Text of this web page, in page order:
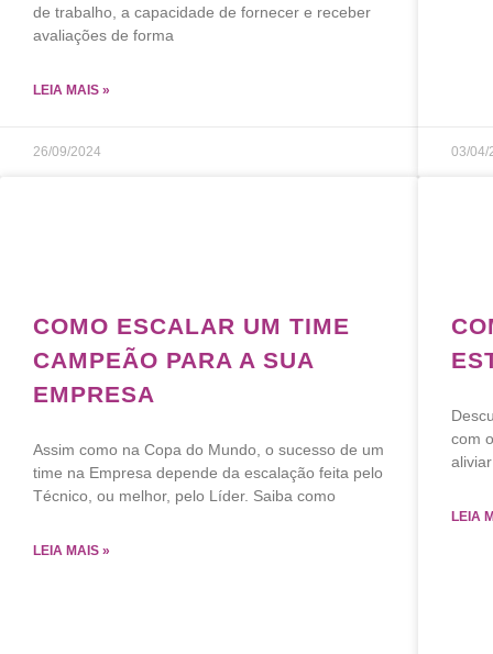
de trabalho, a capacidade de fornecer e receber
avaliações de forma
LEIA MAIS »
26/09/2024 03/04/
COMO ESCALAR UM TIME
CAMPEÃO PARA A SUA
EMPRESA
Assim como na Copa do Mundo, o sucesso de um
time na Empresa depende da escalação feita pelo
Técnico, ou melhor, pelo Líder. Saiba como
LEIA MAIS »
com
LEIA